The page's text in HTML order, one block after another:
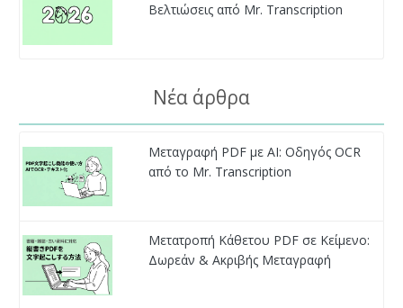
Βελτιώσεις από Mr. Transcription
Νέα άρθρα
Μεταγραφή PDF με AI: Οδηγός OCR
από το Mr. Transcription
Μετατροπή Κάθετου PDF σε Κείμενο:
Δωρεάν & Ακριβής Μεταγραφή